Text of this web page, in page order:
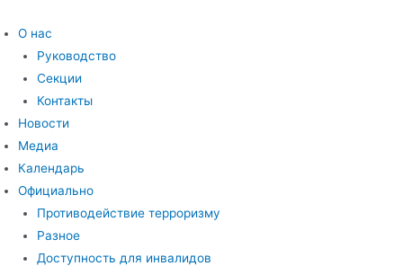
к
содержимому
О нас
Руководство
Секции
Контакты
Новости
Медиа
Календарь
Официально
Противодействие терроризму
Разное
Доступность для инвалидов